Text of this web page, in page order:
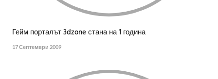
Гейм порталът 3dzone стана на 1 година
17 Септември 2009